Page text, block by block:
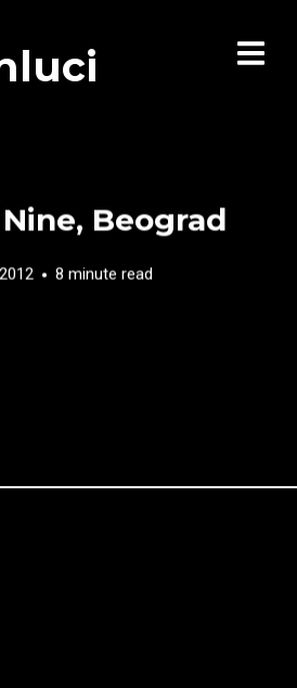
Beograd
8 minute read